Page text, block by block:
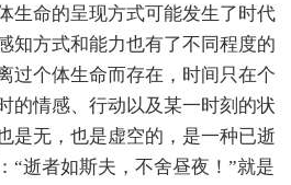
生命的呈现方式可能发生了时代
知方式和能力也有了不同程度的
过个体生命而存在，时间只在个
的情感、行动以及某一时刻的状
是无，也是虚空的，是一种已逝
“逝者如斯夫，不舍昼夜！”就是